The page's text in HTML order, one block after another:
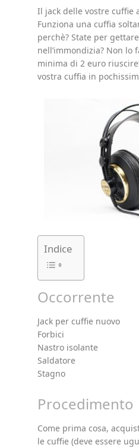
Il jack delle vostre cuffie
Funziona una cuffia
perchè? State per
nell’immondizia? Non lo
minima di 2 euro
vostra cuffia in
Indice
Occorrente
Jack per cuffie nuovo
Forbici
Nastro isolante
Saldatore
Stagno
Procedimento
Come prima cosa,
le cuffie (deve essere